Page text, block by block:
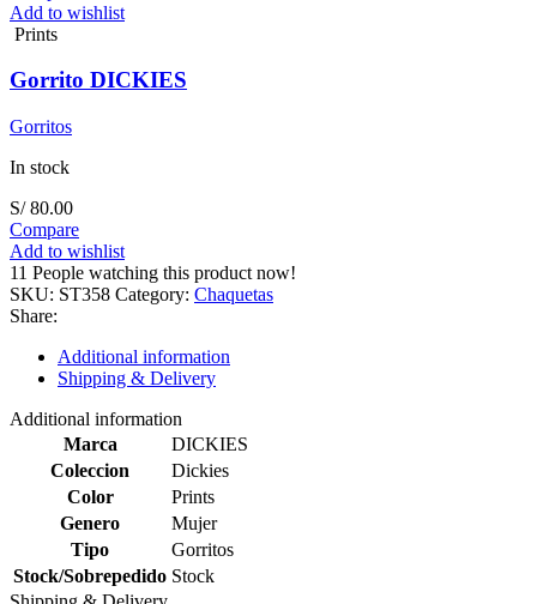
Add to wishlist
Prints
Gorrito DICKIES
Gorritos
In stock
S/80.00
Compare
Add to wishlist
11 People watching this product now!
SKU: ST358 Category: Chaquetas
Share:
Additional information
Shipping & Delivery
Additional information
Marca
DICKIES
Coleccion
Dickies
Color
Prints
Genero
Mujer
Tipo
Gorritos
Stock/Sobrepedido Stock